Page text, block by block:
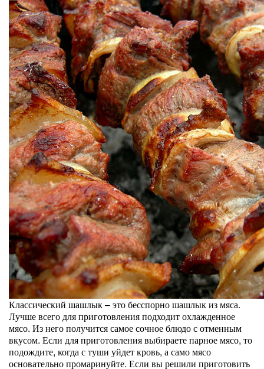
Классический шашлык – это бесспорно шашлык из мяса.
Лучше всего для приготовления подходит охлажденное
мясо. Из него получится самое сочное блюдо с отменным
вкусом. Если для приготовления выбираете парное мясо, то
подождите, когда с туши уйдет кровь, а само мясо
основательно промаринуйте. Если вы решили приготовить